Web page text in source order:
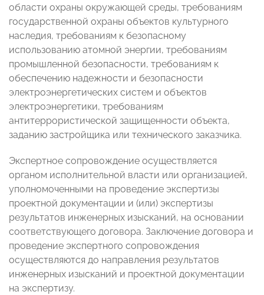
области охраны окружающей среды, требованиям
государственной охраны объектов культурного
наследия, требованиям к безопасному
использованию атомной энергии, требованиям
промышленной безопасности, требованиям к
обеспечению надежности и безопасности
электроэнергетических систем и объектов
электроэнергетики, требованиям
антитеррористической защищенности объекта,
заданию застройщика или технического заказчика.
Экспертное сопровождение осуществляется
органом исполнительной власти или организацией,
уполномоченными на проведение экспертизы
проектной документации и (или) экспертизы
результатов инженерных изысканий, на основании
соответствующего договора. Заключение договора и
проведение экспертного сопровождения
осуществляются до направления результатов
инженерных изысканий и проектной документации
на экспертизу.